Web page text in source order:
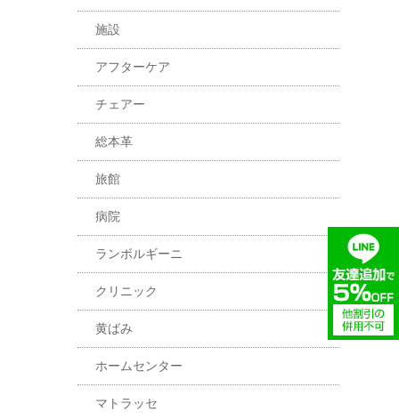
施設
アフターケア
チェアー
総本革
旅館
病院
ランボルギーニ
クリニック
黄ばみ
ホームセンター
マトラッセ